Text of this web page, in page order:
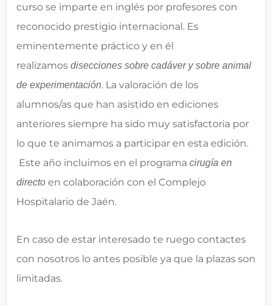
curso se imparte en inglés por profesores con
reconocido prestigio internacional. Es
eminentemente práctico y en él
realizamos disecciones sobre cadáver y sobre animal
de experimentación. La valoración de los
alumnos/as que han asistido en ediciones
anteriores siempre ha sido muy satisfactoria por
lo que te animamos a participar en esta edición.
Este año incluimos en el programa cirugía en
directo en colaboración con el Complejo
Hospitalario de Jaén.
En caso de estar interesado te ruego contactes
con nosotros lo antes posible ya que la plazas son
limitadas.